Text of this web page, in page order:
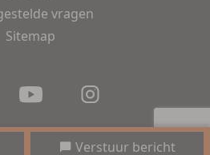
Verstuur bericht
vragen
Sitemap